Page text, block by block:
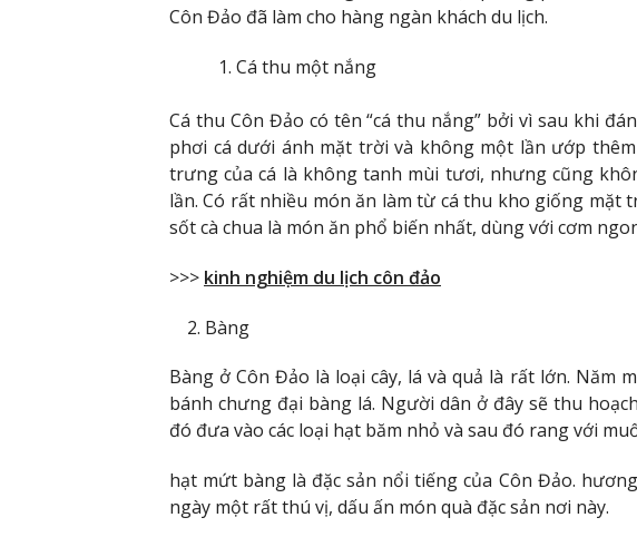
Côn Đảo đã làm cho hàng ngàn khách du lịch.
Cá thu một nắng
Cá thu Côn Đảo có tên “cá thu nắng” bởi vì sau khi
phơi cá dưới ánh mặt trời và không một lần ướp
trưng của cá là không tanh mùi tươi, nhưng cũng
lần. Có rất nhiều món ăn làm từ cá thu kho giống mặt
sốt cà chua là món ăn phổ biến nhất, dùng với cơm
>>> kinh nghiệm du lịch côn đảo
2. Bàng
Bàng ở Côn Đảo là loại cây, lá và quả là rất lớn. Năm
bánh chưng đại bàng lá. Người dân ở đây sẽ thu
đó đưa vào các loại hạt băm nhỏ và sau đó rang với
hạt mứt bàng là đặc sản nổi tiếng của Côn Đảo.
ngày một rất thú vị, dấu ấn món quà đặc sản nơi này.